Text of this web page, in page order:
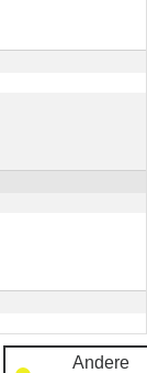
Andere